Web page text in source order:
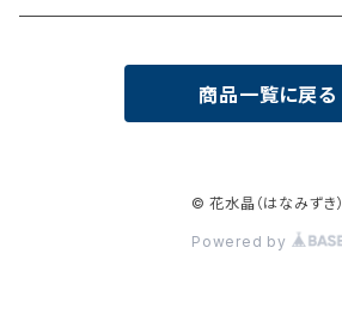
商品一覧に戻る
© 花水晶（はなみずき）
Powered by